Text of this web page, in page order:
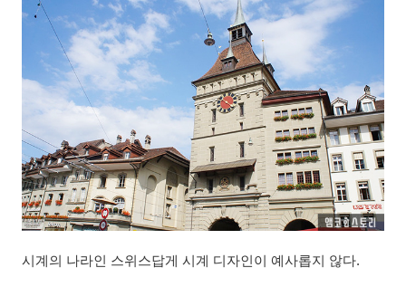
시계의 나라인 스위스답게 시계 디자인이 예사롭지 않다.